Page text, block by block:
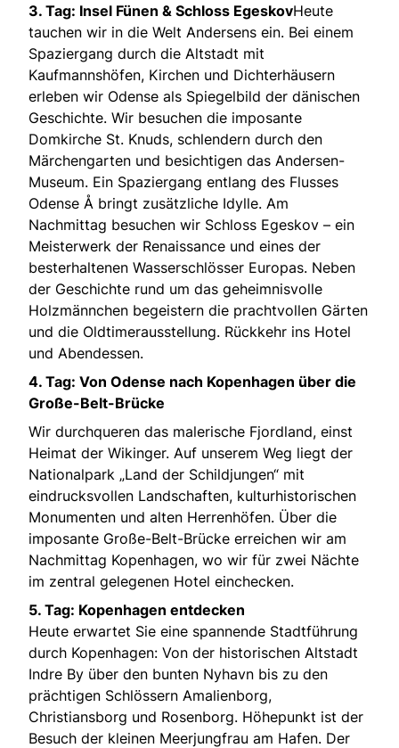
3. Tag: Insel Fünen & Schloss EgeskovHeute
tauchen wir in die Welt Andersens ein. Bei einem
Spaziergang durch die Altstadt mit
Kaufmannshöfen, Kirchen und Dichterhäusern
erleben wir Odense als Spiegelbild der dänischen
Geschichte. Wir besuchen die imposante
Domkirche St. Knuds, schlendern durch den
Märchengarten und besichtigen das Andersen-
Museum. Ein Spaziergang entlang des Flusses
Odense Å bringt zusätzliche Idylle. Am
Nachmittag besuchen wir Schloss Egeskov – ein
Meisterwerk der Renaissance und eines der
besterhaltenen Wasserschlösser Europas. Neben
der Geschichte rund um das geheimnisvolle
Holzmännchen begeistern die prachtvollen Gärten
und die Oldtimerausstellung. Rückkehr ins Hotel
und Abendessen.
4. Tag: Von Odense nach Kopenhagen über die
Große-Belt-Brücke
Wir durchqueren das malerische Fjordland, einst
Heimat der Wikinger. Auf unserem Weg liegt der
Nationalpark „Land der Schildjungen“ mit
eindrucksvollen Landschaften, kulturhistorischen
Monumenten und alten Herrenhöfen. Über die
imposante Große-Belt-Brücke erreichen wir am
Nachmittag Kopenhagen, wo wir für zwei Nächte
im zentral gelegenen Hotel einchecken.
5. Tag: Kopenhagen entdecken
Heute erwartet Sie eine spannende Stadtführung
durch Kopenhagen: Von der historischen Altstadt
Indre By über den bunten Nyhavn bis zu den
prächtigen Schlössern Amalienborg,
Christiansborg und Rosenborg. Höhepunkt ist der
Besuch der kleinen Meerjungfrau am Hafen. Der